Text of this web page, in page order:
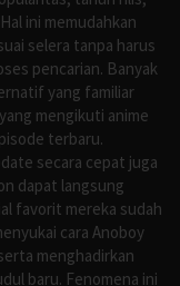
ini memudahkan
selera tanpa harus
pencarian. Banyak
yang familiar
mengikuti anime
terbaru.
secara cepat juga
dapat langsung
favorit mereka sudah
cara Anoboy
menghadirkan
baru. Fenomena ini